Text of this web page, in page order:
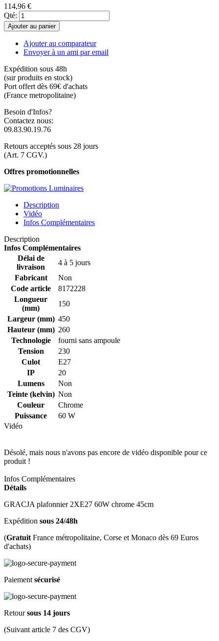
114,96 €
Qté:
Ajouter au panier
Ajouter au comparateur
Envoyer à un ami par email
Expédition sous 48h
(sur produits en stock)
Port offert dès 69€ d'achats
(France metropolitaine)
Besoin d'Infos?
Contactez nous:
09.83.90.19.76
Retours acceptés sous 28 jours
(Art. 7 CGV.)
Offres promotionnelles
Description
Vidéo
Infos Complémentaires
Description
Infos Complémentaires
Délai de
livraison
4 à 5 jours
Fabricant
Non
Code article
8172228
Longueur
(mm)
150
Largeur (mm) 450
Hauteur (mm) 260
Technologie
fourni sans ampoule
Tension
230
Culot
E27
IP
20
Lumens
Non
Teinte (kelvin) Non
Couleur
Chrome
Puissance
60 W
Vidéo
Désolé, mais nous n'avons pas encore de vidéo disponible pour ce
produit !
Infos Complémentaires
Détails
GRACJA plafonnier 2XE27 60W chrome 45cm
Expédition sous 24/48h
(Gratuit France métropolitaine, Corse et Monaco dès 69 Euros
d'achats)
Paiement sécurisé
Retoursous 14 jours
(Suivant article 7 des CGV)